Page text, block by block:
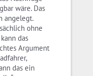
wäre. Das
angelegt.
ohne
das
Argument
das ein